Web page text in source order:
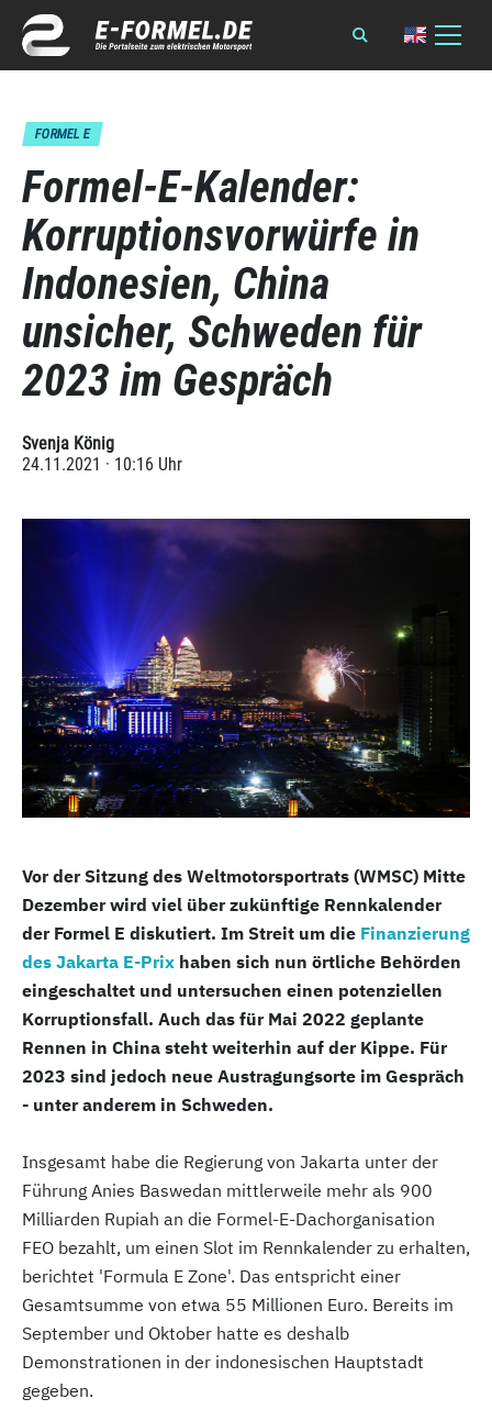
FORMEL E
Formel-E-Kalender:
Korruptionsvorwürfe in
Indonesien, China
unsicher, Schweden für
2023 im Gespräch
Svenja König
24.11.2021 · 10:16 Uhr
Vor der Sitzung des Weltmotorsportrats (WMSC) Mitte
Dezember wird viel über zukünftige Rennkalender
der Formel E diskutiert. Im Streit um die Finanzierung
des Jakarta E-Prix haben sich nun örtliche Behörden
eingeschaltet und untersuchen einen potenziellen
Korruptionsfall. Auch das für Mai 2022 geplante
Rennen in China steht weiterhin auf der Kippe. Für
2023 sind jedoch neue Austragungsorte im Gespräch
- unter anderem in Schweden.
Insgesamt habe die Regierung von Jakarta unter der
Führung Anies Baswedan mittlerweile mehr als 900
Milliarden Rupiah an die Formel-E-Dachorganisation
FEO bezahlt, um einen Slot im Rennkalender zu erhalten,
berichtet 'Formula E Zone'. Das entspricht einer
Gesamtsumme von etwa 55 Millionen Euro. Bereits im
September und Oktober hatte es deshalb
Demonstrationen in der indonesischen Hauptstadt
gegeben.